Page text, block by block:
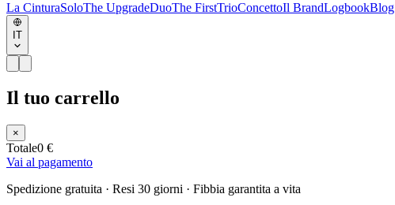
La CinturaSoloThe UpgradeDuoThe FirstTrioConcettoIl BrandLogbookBlog
IT
Il tuo carrello
×
Totale0 €
Vai al pagamento
Spedizione gratuita · Resi 30 giorni · Fibbia garantita a vita